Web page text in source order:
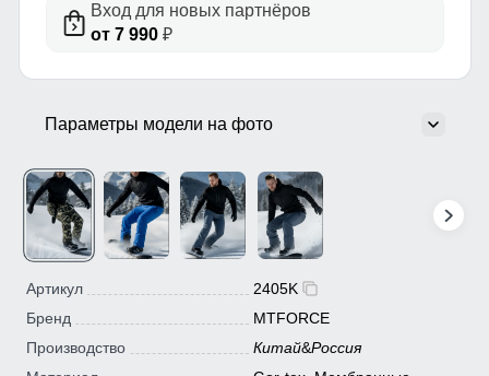
Вход для новых партнёров
от 7 990₽
Параметры модели на фото
Артикул
2405K
Бренд
MTFORCE
Производство
Китай&Россия